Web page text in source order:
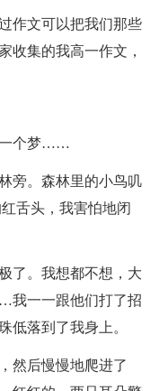
作文可以把我们那些
收集的我高一作文，
一个梦……
旁。森林里的小鸟叽
舌头，我害怕地闭
了。我想都不想，大
我一一跟他们打了招
低落到了我身上。
然后慢慢地爬进了